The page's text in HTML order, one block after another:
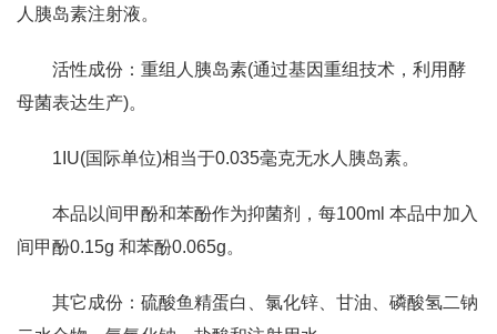
人胰岛素注射液。
活性成份：重组人胰岛素(通过基因重组技术，利用酵
母菌表达生产)。
1IU(国际单位)相当于0.035毫克无水人胰岛素。
本品以间甲酚和苯酚作为抑菌剂，每100ml 本品中加入
间甲酚0.15g 和苯酚0.065g。
其它成份：硫酸鱼精蛋白、氯化锌、甘油、磷酸氢二钠